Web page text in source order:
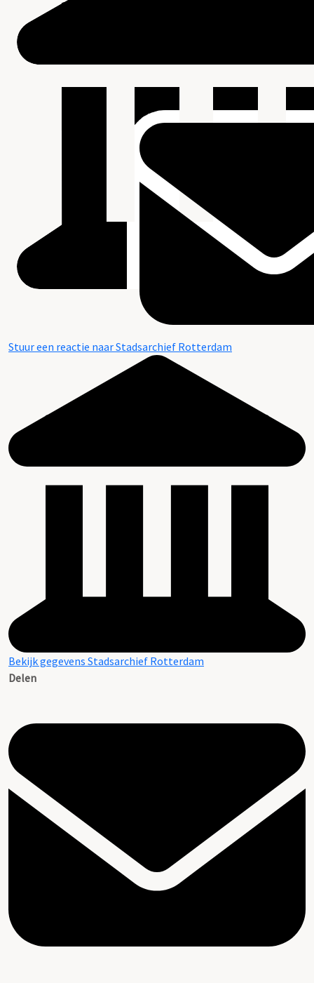
Beschrijving van de series en archiefbestanddelen
Stuur een reactie naar Stadsarchief Rotterdam
Bekijk gegevens Stadsarchief Rotterdam
Delen